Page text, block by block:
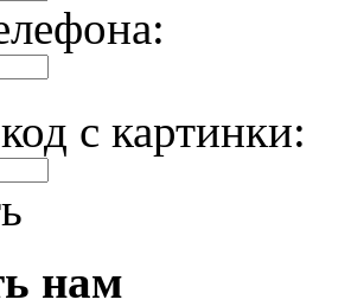
с картинки:
нам